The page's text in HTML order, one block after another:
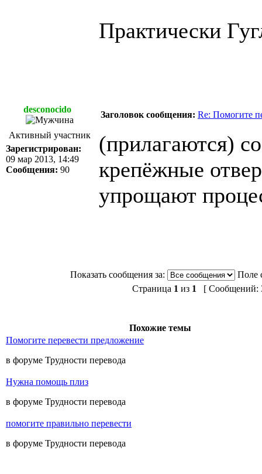
Практически
desconocido
Заголовок сообщения: Re: Помогите
Активный участник
Зарегистрирован:
09 мар 2013, 14:49
Сообщения: 90
(прилагаются)
крепёжные
упрощают
Показать сообщения за:
Поле
Страница 1 из 1 [ Сообщений:
Похожие темы
Помогите перевести предложение
в форуме Трудности перевода
Нужна помощь плиз
в форуме Трудности перевода
помогите правильно перевести
в форуме Трудности перевода